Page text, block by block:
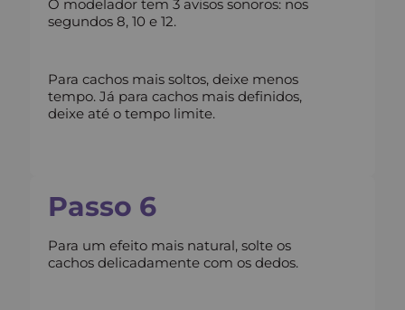
O modelador tem 3 avisos sonoros: nos
segundos 8, 10 e 12.
Para cachos mais soltos, deixe menos
tempo. Já para cachos mais definidos,
deixe até o tempo limite.
Passo 6
Para um efeito mais natural, solte os
cachos delicadamente com os dedos.